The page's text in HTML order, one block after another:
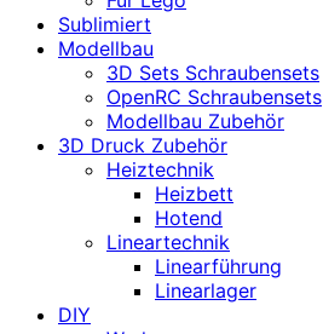
Sublimiert
Modellbau
3D Sets Schraubensets
OpenRC Schraubensets
Modellbau Zubehör
3D Druck Zubehör
Heiztechnik
Heizbett
Hotend
Lineartechnik
Linearführung
Linearlager
DIY